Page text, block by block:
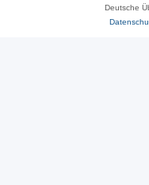
Deutsche